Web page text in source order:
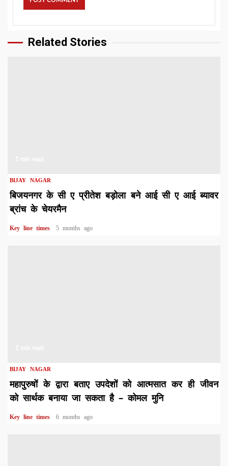
Related Stories
BIJAY NAGAR
बिजयनगर के सी ए प्रीतेश बड़ोला बने आई सी ए आई ब्यावर
ब्रांच के चेयरमैन
Key line times 5 months ago
BIJAY NAGAR
महापुरुषों के द्वारा बताए उपदेशों को आत्मसात कर ही जीवन
को सार्थक बनाया जा सकता है – कोमल मुनि
Key line times 6 months ago